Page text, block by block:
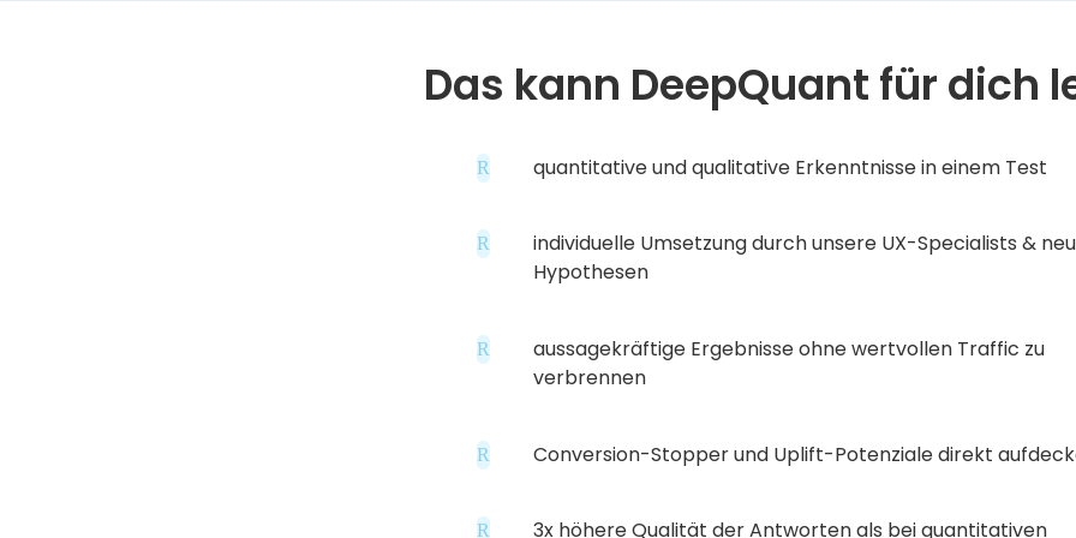
Das kann DeepQuant für dich
R quantitative und qualitative Erkenntnisse in einem Test
R
individuelle Umsetzung durch unsere UX-Specialists &
Hypothesen
R
aussagekräftige Ergebnisse ohne wertvollen Traffic zu
verbrennen
R Conversion-Stopper und Uplift-Potenziale direkt
R 3x höhere Qualität der Antworten als bei quantitativen